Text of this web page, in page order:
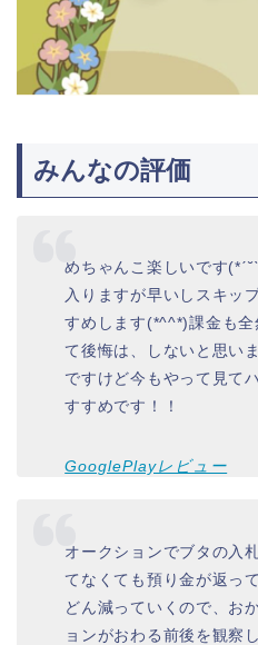
みんなの評価
めちゃんこ楽しいです
入りますが早いしスキッ
すめします(*^^*)課金も
て後悔は、しないと思い
ですけど今もやって見て
すすめです！！
GooglePlayレビュー
オークションでブタの入
てなくても預り金が返っ
どん減っていくので、お
ョンがおわる前後を観察